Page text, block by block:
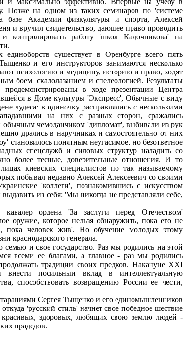
и максимально эффективно. Впервые на учебу в
Позже на одном из таких семинаров по 'системе
базе Академии физкультуры и спорта, Алексей
и вручил свидетельство, дающее право проводить
контролировать работу 'школ Кадочникова' на
существует в Оренбурге всего пять
и его инструкторов занимаются несколько
психологию и медицину, историю и право, ходят
боем, скалолазанием и спелеологией. Результаты
в ходе презентации Центра
в Доме культуры 'Экспресс', Обычные с виду
чудеса: в одиночку расправлялись с несколькими
на них с разных сторон, сражались
обычным чемоданчиком 'дипломат', выбивали из рук
дрались в наручниках и самостоятельно от них
становилось понятным неугасимое, но безответное
спецслужб и силовых структур наладить со
более тесные, доверительные отношения. И то
киевских специалистов по так называемому
побывал недавно Алексей Алексеевич со своими
'коллеги', познакомившись с искусством
выдавить из себя: 'Мы никогда не представляли себе,
ордена 'За заслуги перед Отечеством'
оружие, которое нельзя обнаружить, пока его не
пока человек жив'. Но обучение молодых этому
краснодарского генерала.
и свое государство. Раз мы родились на этой
всеми ее благами, а главное - раз мы родились
традиции своих предков. Накануне XXI
посильный вклад в интеллектуальную
способствовать возвращению России ее чести,
Сергея Тыщенко и его единомышленников
'русский стиль' начнет свое победное шествие
здоровых, любящих свою землю людей -
прадедов.